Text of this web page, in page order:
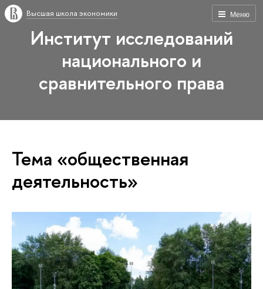
Меню
Высшая школа экономики
Институт исследований
национального и
сравнительного права
Тема «общественная
деятельность»